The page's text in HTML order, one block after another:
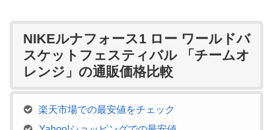
NIKEルナフォース1 ロー ワールドバ
スケットフェスティバル 「チームオ
レンジ」の通販価格比較
楽天市場での最安値をチェック